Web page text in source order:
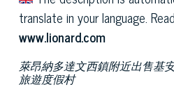
translate in your language.
www.lionard.com
萊昂納多達文西鎮附近出售基
旅遊度假村